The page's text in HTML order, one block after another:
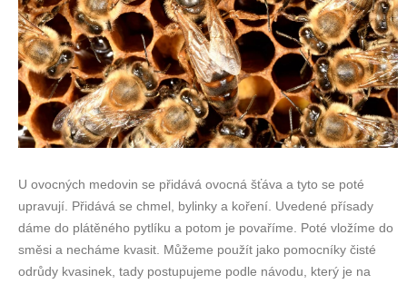
U ovocných medovin se přidává ovocná šťáva a tyto se poté
upravují. Přidává se chmel, bylinky a koření. Uvedené přísady
dáme do plátěného pytlíku a potom je povaříme. Poté vložíme do
směsi a necháme kvasit. Můžeme použít jako pomocníky čisté
odrůdy kvasinek, tady postupujeme podle návodu, který je na